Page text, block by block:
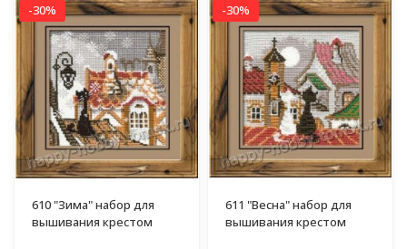
-30%
610 "Зима" набор для
вышивания крестом
-30%
611 "Весна" набор для
вышивания крестом